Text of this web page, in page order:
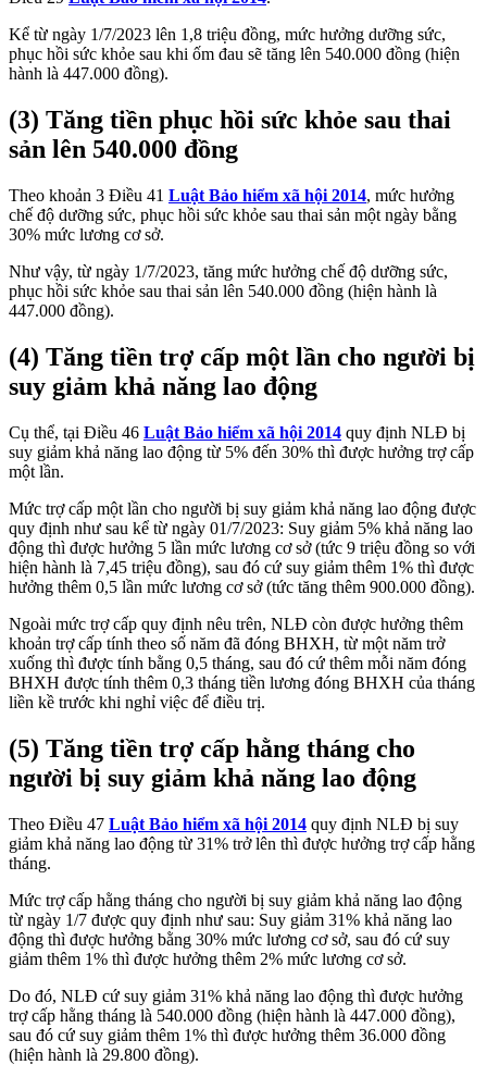
Kể từ ngày 1/7/2023 lên 1,8 triệu đồng, mức hưởng dưỡng sức,
phục hồi sức khỏe sau khi ốm đau sẽ tăng lên 540.000 đồng (hiện
hành là 447.000 đồng).
(3) Tăng tiền phục hồi sức khỏe sau thai
sản lên 540.000 đồng
Theo khoản 3 Điều 41 Luật Bảo hiểm xã hội 2014, mức hưởng
chế độ dưỡng sức, phục hồi sức khỏe sau thai sản một ngày bằng
30% mức lương cơ sở.
Như vậy, từ ngày 1/7/2023, tăng mức hưởng chế độ dưỡng sức,
phục hồi sức khỏe sau thai sản lên 540.000 đồng (hiện hành là
447.000 đồng).
(4) Tăng tiền trợ cấp một lần cho người bị
suy giảm khả năng lao động
Cụ thể, tại Điều 46 Luật Bảo hiểm xã hội 2014 quy định NLĐ bị
suy giảm khả năng lao động từ 5% đến 30% thì được hưởng trợ cấp
một lần.
Mức trợ cấp một lần cho người bị suy giảm khả năng lao động được
quy định như sau kể từ ngày 01/7/2023: Suy giảm 5% khả năng lao
động thì được hưởng 5 lần mức lương cơ sở (tức 9 triệu đồng so với
hiện hành là 7,45 triệu đồng), sau đó cứ suy giảm thêm 1% thì được
hưởng thêm 0,5 lần mức lương cơ sở (tức tăng thêm 900.000 đồng).
Ngoài mức trợ cấp quy định nêu trên, NLĐ còn được hưởng thêm
khoản trợ cấp tính theo số năm đã đóng BHXH, từ một năm trở
xuống thì được tính bằng 0,5 tháng, sau đó cứ thêm mỗi năm đóng
BHXH được tính thêm 0,3 tháng tiền lương đóng BHXH của tháng
liền kề trước khi nghỉ việc để điều trị.
(5) Tăng tiền trợ cấp hằng tháng cho
người bị suy giảm khả năng lao động
Theo Điều 47 Luật Bảo hiểm xã hội 2014 quy định NLĐ bị suy
giảm khả năng lao động từ 31% trở lên thì được hưởng trợ cấp hằng
tháng.
Mức trợ cấp hằng tháng cho người bị suy giảm khả năng lao động
từ ngày 1/7 được quy định như sau: Suy giảm 31% khả năng lao
động thì được hưởng bằng 30% mức lương cơ sở, sau đó cứ suy
giảm thêm 1% thì được hưởng thêm 2% mức lương cơ sở.
Do đó, NLĐ cứ suy giảm 31% khả năng lao động thì được hưởng
trợ cấp hằng tháng là 540.000 đồng (hiện hành là 447.000 đồng),
sau đó cứ suy giảm thêm 1% thì được hưởng thêm 36.000 đồng
(hiện hành là 29.800 đồng).